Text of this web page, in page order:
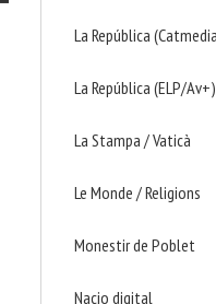
La República
La República (ELP/Av+)
La Stampa / Vaticà
Le Monde / Religions
Monestir de Poblet
Nacio digital